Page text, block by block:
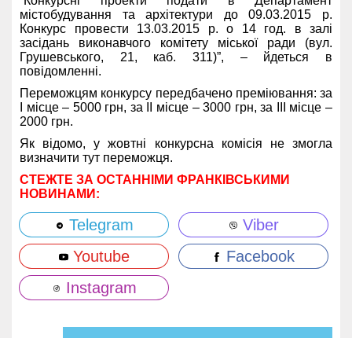
містобудування та архітектури до 09.03.2015 р.
Конкурс провести 13.03.2015 р. о 14 год. в залі
засідань виконавчого комітету міської ради (вул.
Грушевського, 21, каб. 311)”, – йдеться в
повідомленні.
Переможцям конкурсу передбачено преміювання: за
І місце – 5000 грн, за ІІ місце – 3000 грн, за ІІІ місце –
2000 грн.
Як відомо, у жовтні конкурсна комісія не змогла
визначити тут переможця.
СТЕЖТЕ ЗА ОСТАННІМИ ФРАНКІВСЬКИМИ
НОВИНАМИ:
Telegram
Viber
Youtube
Facebook
Instagram